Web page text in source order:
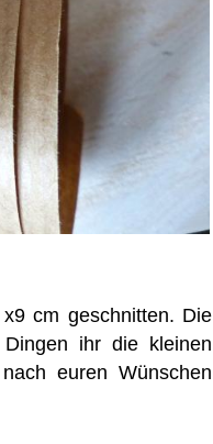
cm geschnitten. Die
ihr die kleinen
euren Wünschen